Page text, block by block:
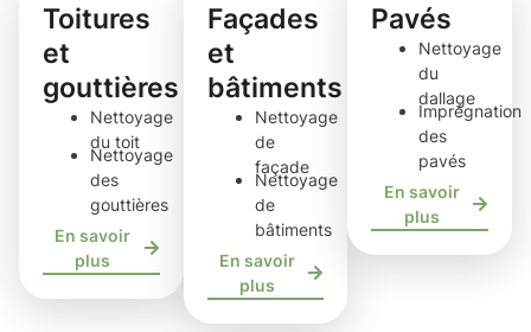
Toitures
et
gouttières
Nettoyage
du toit
Nettoyage
des
gouttières
En savoir
plus
Façades
et
bâtiments
Nettoyage
de
façade
Nettoyage
de
bâtiments
En savoir
plus
Pavés
Nettoyage
du
dallage
Imprégnation
des
pavés
En savoir
plus